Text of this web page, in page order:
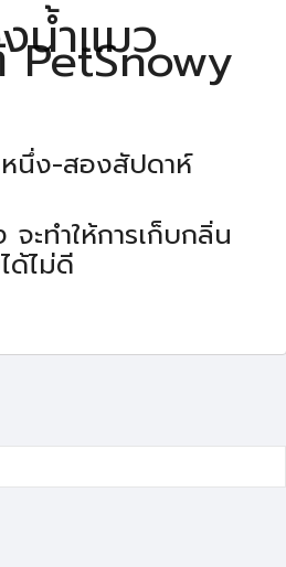
น้ำแมว
PetSnowy
นึ่ง-สองสัปดาห์
ะทำให้การเก็บกลิ่น
ด้ไม่ดี